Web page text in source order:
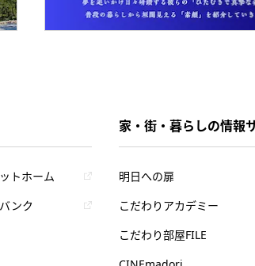
トホーム
ンク
家・街・暮らしの情報
明日への扉
こだわりアカデミー
こだわり部屋FILE